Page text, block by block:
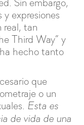
Sin embargo,
expresiones
real, tan
Third Way” y
hecho tanto
que
o un
Esta es
de vida de una